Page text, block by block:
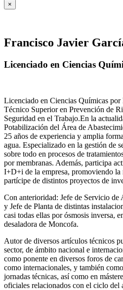
×
Francisco Javier
Licenciado en Ciencias
Licenciado en Ciencias Químicas
Técnico Superior en Prevención de
Seguridad en el Trabajo.En la
Potabilización del Área de
25 años de experiencia y amplia
agua. Especializado en la gestión de
sobre todo en procesos de
por membranas. Además, participa
I+D+i de la empresa, promoviendo la
partícipe de distintos proyectos de
Con anterioridad: Jefe de Servicio
y Jefe de Planta de distintas
casi todas ellas por ósmosis inversa,
desaladora de Moncofa.
Autor de diversos artículos técnicos
sector, de ámbito nacional e
como ponente en diversos foros de
como internacionales, y también
jornadas técnicas, así como en
oficiales relacionados con el ciclo del